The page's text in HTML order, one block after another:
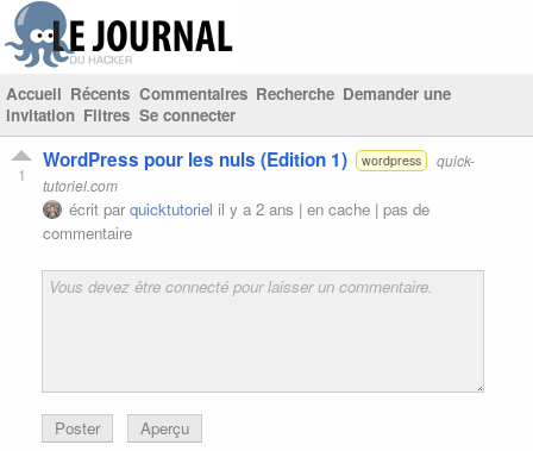
Accueil Récents Commentaires Recherche Demander une
invitation Filtres Se connecter
1
WordPress pour les nuls (Edition 1) wordpress
quick-
tutoriel.com
écrit parquicktutoriel il y a 2 ans | en cache | pas de
commentaire
Poster Aperçu